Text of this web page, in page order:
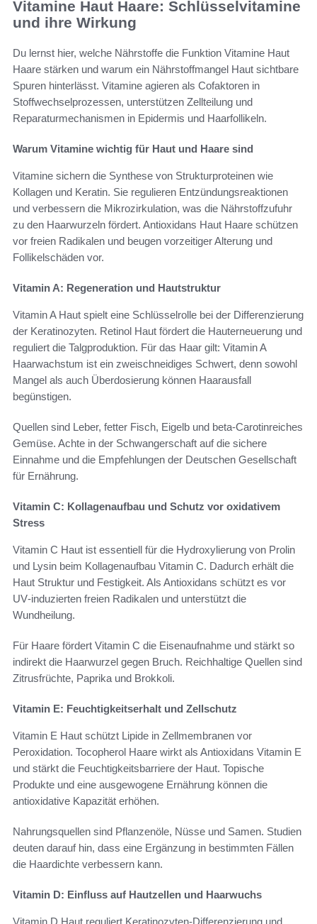
Vitamine Haut Haare: Schlüsselvitamine
und ihre Wirkung
Du lernst hier, welche Nährstoffe die Funktion Vitamine Haut
Haare stärken und warum ein Nährstoffmangel Haut sichtbare
Spuren hinterlässt. Vitamine agieren als Cofaktoren in
Stoffwechselprozessen, unterstützen Zellteilung und
Reparaturmechanismen in Epidermis und Haarfollikeln.
Warum Vitamine wichtig für Haut und Haare sind
Vitamine sichern die Synthese von Strukturproteinen wie
Kollagen und Keratin. Sie regulieren Entzündungsreaktionen
und verbessern die Mikrozirkulation, was die Nährstoffzufuhr
zu den Haarwurzeln fördert. Antioxidans Haut Haare schützen
vor freien Radikalen und beugen vorzeitiger Alterung und
Follikelschäden vor.
Vitamin A: Regeneration und Hautstruktur
Vitamin A Haut spielt eine Schlüsselrolle bei der Differenzierung
der Keratinozyten. Retinol Haut fördert die Hauterneuerung und
reguliert die Talgproduktion. Für das Haar gilt: Vitamin A
Haarwachstum ist ein zweischneidiges Schwert, denn sowohl
Mangel als auch Überdosierung können Haarausfall
begünstigen.
Quellen sind Leber, fetter Fisch, Eigelb und beta‑Carotinreiches
Gemüse. Achte in der Schwangerschaft auf die sichere
Einnahme und die Empfehlungen der Deutschen Gesellschaft
für Ernährung.
Vitamin C: Kollagenaufbau und Schutz vor oxidativem
Stress
Vitamin C Haut ist essentiell für die Hydroxylierung von Prolin
und Lysin beim Kollagenaufbau Vitamin C. Dadurch erhält die
Haut Struktur und Festigkeit. Als Antioxidans schützt es vor
UV‑induzierten freien Radikalen und unterstützt die
Wundheilung.
Für Haare fördert Vitamin C die Eisenaufnahme und stärkt so
indirekt die Haarwurzel gegen Bruch. Reichhaltige Quellen sind
Zitrusfrüchte, Paprika und Brokkoli.
Vitamin E: Feuchtigkeitserhalt und Zellschutz
Vitamin E Haut schützt Lipide in Zellmembranen vor
Peroxidation. Tocopherol Haare wirkt als Antioxidans Vitamin E
und stärkt die Feuchtigkeitsbarriere der Haut. Topische
Produkte und eine ausgewogene Ernährung können die
antioxidative Kapazität erhöhen.
Nahrungsquellen sind Pflanzenöle, Nüsse und Samen. Studien
deuten darauf hin, dass eine Ergänzung in bestimmten Fällen
die Haardichte verbessern kann.
Vitamin D: Einfluss auf Hautzellen und Haarwuchs